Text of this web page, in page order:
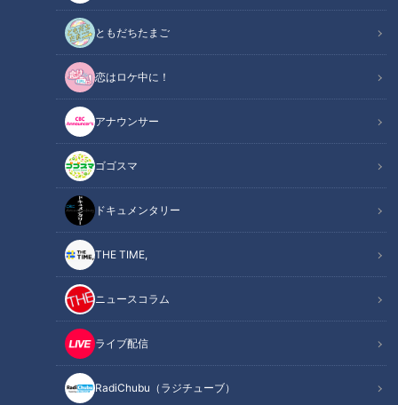
ともだちたまご
恋はロケ中に！
アナウンサー
ゴゴスマ
ドキュメンタリー
THE TIME,
ニュースコラム
ライブ配信
RadiChubu（ラジチューブ）
この記事の画像
この記事を見たあなたへのおすすめ